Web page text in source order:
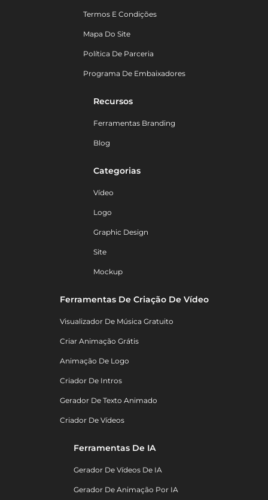
Termos E Condições
Mapa Do Site
Política De Parceria
Programa De Embaixadores
Recursos
Ferramentas Branding
Blog
Categorias
Vídeo
Logo
Graphic Design
Site
Mockup
Ferramentas De Criação De Vídeo
Visualizador De Música Gratuito
Criar Animação Grátis
Animação De Logo
Criador De Intros
Gerador De Texto Animado
Criador De Vídeos
Ferramentas De IA
Gerador De Vídeos De IA
Gerador De Animação Por IA